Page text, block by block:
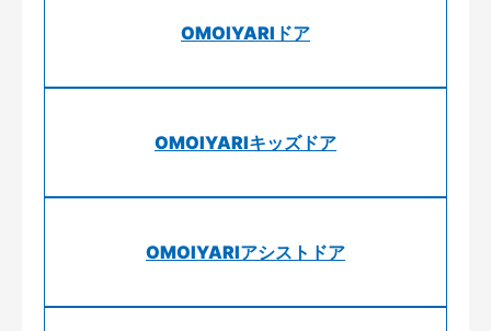
OMOIYARIドア
OMOIYARIキッズドア
OMOIYARIアシストドア